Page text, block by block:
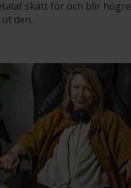
skatt för och blir högre
den.